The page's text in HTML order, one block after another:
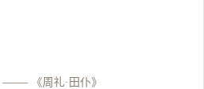
—— 《周礼·田仆》